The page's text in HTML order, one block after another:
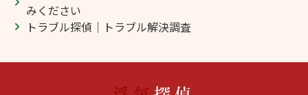
みください
トラブル探偵｜トラブル解決調査